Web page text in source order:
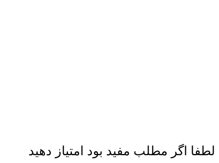
لطفا اگر مطلب مفید بود امتیاز دهید